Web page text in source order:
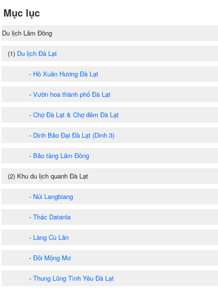
Mục lục
Du lịch Lâm Đồng
(1) Du lịch Đà Lạt
- Hồ Xuân Hương Đà Lạt
- Vườn hoa thành phố Đà Lạt
- Chợ Đà Lạt & Chợ đêm Đà Lạt
- Dinh Bảo Đại Đà Lạt (Dinh 3)
- Bảo tàng Lâm Đồng
(2) Khu du lịch quanh Đà Lạt
- Núi Langbiang
- Thác Datanla
- Làng Cù Lần
- Đồi Mộng Mơ
- Thung Lũng Tình Yêu Đà Lạt